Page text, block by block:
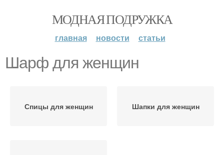
МОДНАЯ ПОДРУЖКА
главная новости статьи
Шарф для женщин
Спицы для женщин Шапки для женщин